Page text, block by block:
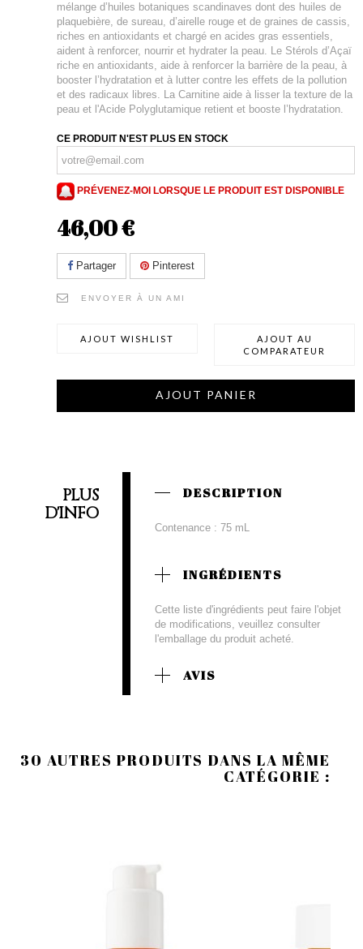
mélange d’huiles botaniques scandinaves dont des huiles de
plaquebière, de sureau, d’airelle rouge et de graines de cassis,
riches en antioxidants et chargé en acides gras essentiels,
aident à renforcer, nourrir et hydrater la peau. Le Stérols d’Açaï
riche en antioxidants, aide à renforcer la barrière de la peau, à
booster l’hydratation et à lutter contre les effets de la pollution
et des radicaux libres. La Carnitine aide à lisser la texture de la
peau et l'Acide Polyglutamique retient et booste l’hydratation.
CE PRODUIT N'EST PLUS EN STOCK
PRÉVENEZ-MOI LORSQUE LE PRODUIT EST DISPONIBLE
46,00 €
Partager Pinterest
ENVOYER À UN AMI
AJOUT WISHLIST
AJOUT AU
COMPARATEUR
AJOUT PANIER
PLUS
D'INFO
DESCRIPTION
Contenance : 75 mL
INGRÉDIENTS
Cette liste d'ingrédients peut faire l'objet
de modifications, veuillez consulter
l'emballage du produit acheté.
AVIS
30 AUTRES PRODUITS DANS LA MÊME
CATÉGORIE :